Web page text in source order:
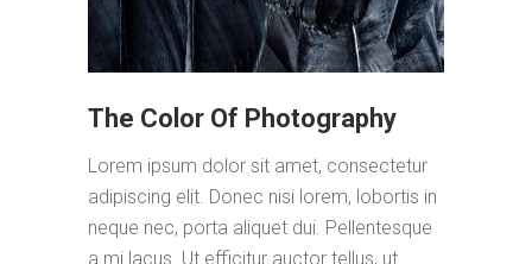
The Color Of Photography
Lorem ipsum dolor sit amet, consectetur
adipiscing elit. Donec nisi lorem, lobortis in
neque nec, porta aliquet dui. Pellentesque
a mi lacus. Ut efficitur auctor tellus, ut